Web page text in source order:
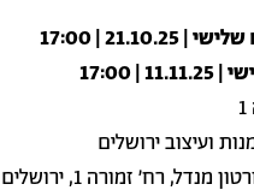
| 17:00
17:00
ועיצוב ירושלים
רח׳ זמורה 1, ירושלים